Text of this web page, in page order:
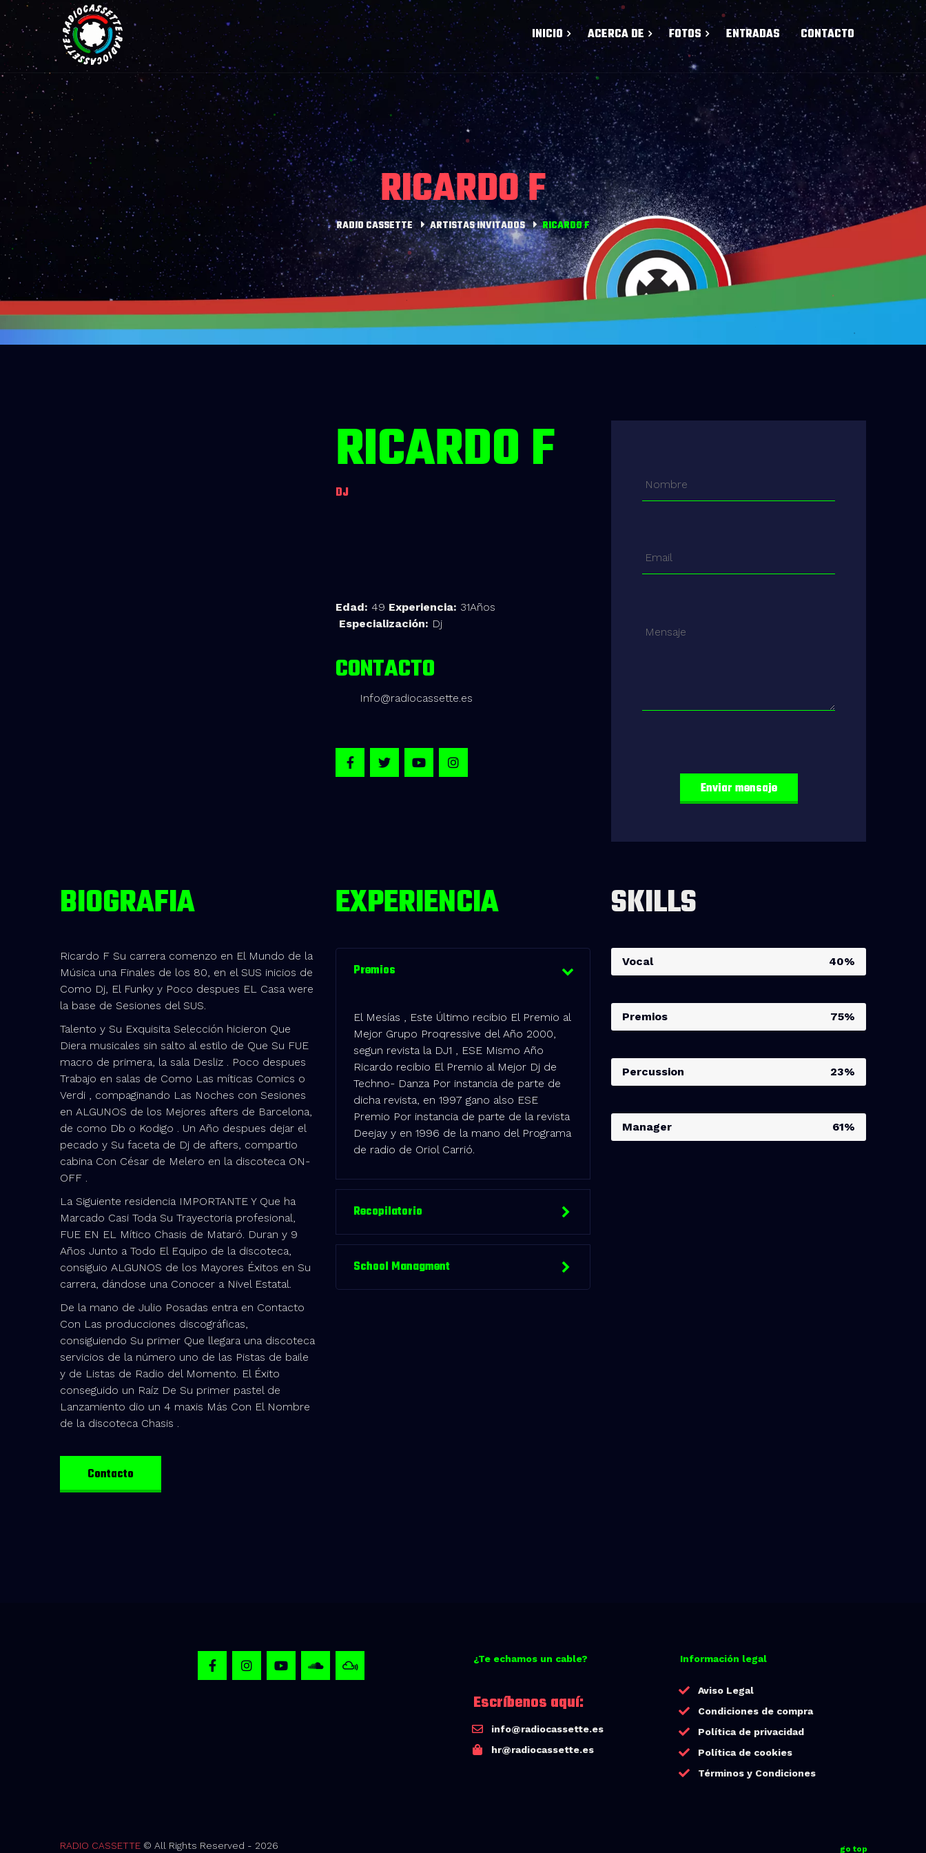
INICIO ACERCA DE FOTOS ENTRADAS CONTACTO
RICARDO F
RADIO CASSETTE ARTISTAS INVITADOS RICARDO F
RICARDO F
DJ
Edad: 49 Experiencia: 31Años
Especialización: Dj
CONTACTO
Info@radiocassette.es
BIOGRAFIA
Ricardo F Su carrera comenzo en El Mundo de la
Música una Finales de los 80, en el SUS inicios de
Como Dj, El Funky y Poco despues EL Casa were
la base de Sesiones del SUS.
Talento y Su Exquisita Selección hicieron Que
Diera musicales sin salto al estilo de Que Su FUE
macro de primera, la sala Desliz . Poco despues
Trabajo en salas de Como Las míticas Comics o
Verdi , compaginando Las Noches con Sesiones
en ALGUNOS de los Mejores afters de Barcelona,
de como Db o Kodigo . Un Año despues dejar el
pecado y Su faceta de Dj de afters, compartio
cabina Con César de Melero en la discoteca ON-
OFF .
La Siguiente residencia IMPORTANTE Y Que ha
Marcado Casi Toda Su Trayectoria profesional,
FUE EN EL Mítico Chasis de Mataró. Duran y 9
Años Junto a Todo El Equipo de la discoteca,
consiguio ALGUNOS de los Mayores Éxitos en Su
carrera, dándose una Conocer a Nivel Estatal.
De la mano de Julio Posadas entra en Contacto
Con Las producciones discográficas,
consiguiendo Su primer Que llegara una discoteca
servicios de la número uno de las Pistas de baile
y de Listas de Radio del Momento. El Éxito
conseguido un Raíz De Su primer pastel de
Lanzamiento dio un 4 maxis Más Con El Nombre
de la discoteca Chasis .
Contacto
EXPERIENCIA
Premios
El Mesías , Este Último recibio El Premio al
Mejor Grupo Proqressive del Año 2000,
segun revista la DJ1 , ESE Mismo Año
Ricardo recibio El Premio al Mejor Dj de
Techno- Danza Por instancia de parte de
dicha revista, en 1997 gano also ESE
Premio Por instancia de parte de la revista
Deejay y en 1996 de la mano del Programa
de radio de Oriol Carrió.
Recopilatorio
School Managment
SKILLS
Vocal 40%
Premios 75%
Percussion 23%
Manager 61%
¿Te echamos un cable?
Escríbenos aquí:
info@radiocassette.es
hr@radiocassette.es
Información legal
Aviso Legal
Condiciones de compra
Política de privacidad
Política de cookies
Términos y Condiciones
RADIO CASSETTE © All Rights Reserved - 2026 go top